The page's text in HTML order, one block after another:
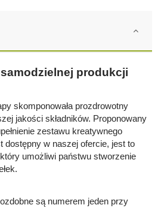
produkcji
skomponowała prozdrowotny
jakości składników. Proponowany
zestawu kreatywnego
dostępny w naszej ofercie, jest to
umożliwi państwu stworzenie
są numerem jeden przy